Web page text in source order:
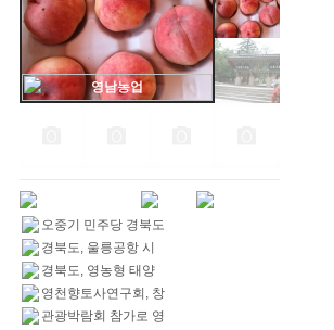
영남농업
오중기 민주당 경북도
경북도, 울릉공항 시
경북도, 영농형 태양
영천향토사연구회, 창
관광박람회 참가로 영